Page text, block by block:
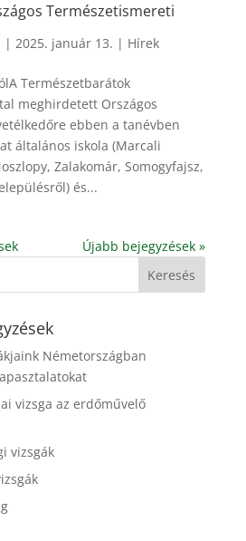
Természetismereti
| 2025. január 13. | Hírek
Természetbarátok
meghirdetett Országos
ebben a tanévben
általános iskola (Marcali
Zalakomár, Somogyfajsz,
és...
Újabb bejegyzések »
Németországban
vizsga az erdőművelő
vizsgák